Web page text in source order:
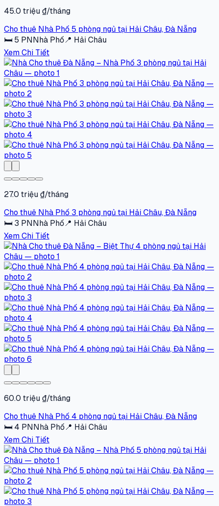
45.0 triệu ₫/tháng
Cho thuê Nhà Phố 5 phòng ngủ tại Hải Châu, Đà Nẵng
🛏 5 PNNhà Phố📍 Hải Châu
Xem Chi Tiết
27.0 triệu ₫/tháng
Cho thuê Nhà Phố 3 phòng ngủ tại Hải Châu, Đà Nẵng
🛏 3 PNNhà Phố📍 Hải Châu
Xem Chi Tiết
60.0 triệu ₫/tháng
Cho thuê Nhà Phố 4 phòng ngủ tại Hải Châu, Đà Nẵng
🛏 4 PNNhà Phố📍 Hải Châu
Xem Chi Tiết